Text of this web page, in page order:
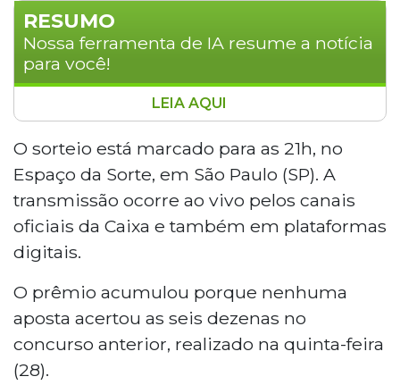
RESUMO
Nossa ferramenta de IA resume a notícia
para você!
A Caixa Econômica Federal realiza neste
sábado (30) o sorteio do concurso 3.013 da
Mega-Sena, com prêmio estimado em R$
10 milhões. As apostas podem ser feitas
até as 20h em lotéricas, aplicativo ou site.
O sorteio ocorre às 21h, em São Paulo. A
aposta simples custa R$ 6, e a chance de
LEIA AQUI
O sorteio está marcado para as 21h, no
Espaço da Sorte, em São Paulo (SP). A
transmissão ocorre ao vivo pelos canais
oficiais da Caixa e também em plataformas
digitais.
O prêmio acumulou porque nenhuma
aposta acertou as seis dezenas no
concurso anterior, realizado na quinta-feira
(28).